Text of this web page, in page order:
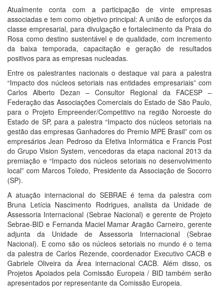
Atualmente conta com a participação de vinte empresas
associadas e tem como objetivo principal: A união de esforços da
classe empresarial, para divulgação e fortalecimento da Praia do
Rosa como destino sustentável e de qualidade, com incremento
da baixa temporada, capacitação e geração de resultados
positivos para as empresas nucleadas.
Entre os palestrantes nacionais o destaque vai para a palestra
“Impacto dos núcleos setoriais nas entidades empresariais” com
Carlos Alberto Dezan – Consultor Regional da FACESP –
Federação das Associações Comerciais do Estado de São Paulo,
para o Projeto Empreender/Competitivo na região Noroeste do
Estado de SP, para a palestra “Impacto dos núcleos setoriais na
gestão das empresas Ganhadores do Premio MPE Brasil” com os
empresários Jean Pedroso da Efetiva Informática e Francis Post
do Grupo Vision System, vencedoras da etapa nacional 2013 da
premiação e “Impacto dos núcleos setoriais no desenvolvimento
local” com Marcos Toledo, Presidente da Associação de Socorro
(SP).
A atuação internacional do SEBRAE é tema da palestra com
Bruna Letícia Nascimento Rodrigues, analista da Unidade de
Assessoria Internacional (Sebrae Nacional) e gerente de Projeto
Sebrae-BID e Fernanda Maciel Mamar Aragão Carneiro, gerente
adjunta da Unidade de Assessoria Internacional (Sebrae
Nacional). E como são os núcleos setoriais no mundo é o tema
da palestra de Carlos Rezende, coordenador Executivo CACB e
Gabriele Oliveira da Área internacional CACB. Além disso, os
Projetos Apoiados pela Comissão Europeia / BID também serão
apresentados por representante da Comissão Europeia.